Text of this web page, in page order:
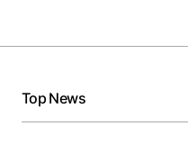
Top News